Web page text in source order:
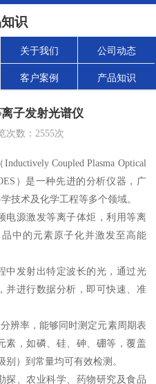
识
关于我们 公司动态
客户案例 产品知识
子发射光谱仪
次数： 2555次
Coupled Plasma Optical
）是一种先进的分析仪器，广
技术及化学工程等多个领域。
电源激发等离子体炬，利用等离
中的元素原子化并激发至高能
中发射出特定波长的光，通过光
并进行数据分析，即可快速、准
辨率，能够同时测定元素周期表
素，如磷、硅、砷、硼等，覆盖
）到常量均可有效检测。
探、农业科学、药物研究及食品